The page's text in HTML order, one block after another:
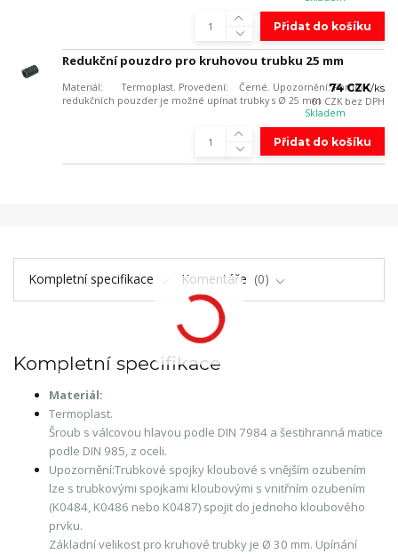
Přidat do košíku
Redukční pouzdro pro kruhovou trubku 25 mm
Materiál: Termoplast. Provedení: Černé. Upozornění: Pomocí
redukčních pouzder je možné upínat trubky s Ø 25 mm
74 CZK/ks
61 CZK bez DPH
Skladem
Přidat do košíku
Kompletní specifikace Komentáře 0
Kompletní specifikace
Materiál:
Termoplast.
Šroub s válcovou hlavou podle DIN 7984 a šestihranná matice
podle DIN 985, z oceli.
Upozornění:Trubkové spojky kloubové s vnějším ozubením
lze s trubkovými spojkami kloubovými s vnitřním ozubením
(K0484, K0486 nebo K0487) spojit do jednoho kloubového
prvku.
Základní velikost pro kruhové trubky je Ø 30 mm. Upínání